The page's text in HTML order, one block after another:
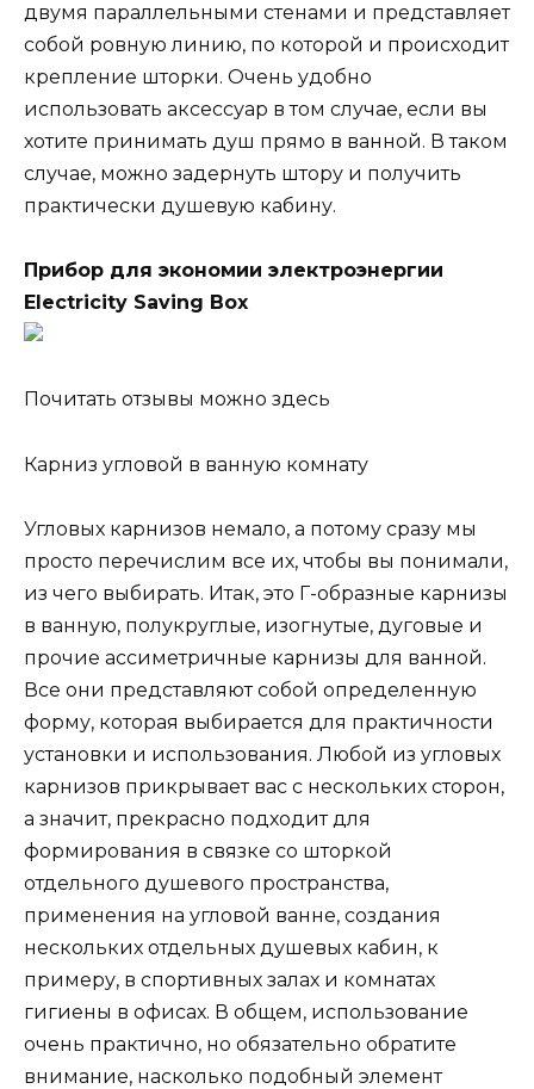
двумя параллельными стенами и представляет
собой ровную линию, по которой и происходит
крепление шторки. Очень удобно
использовать аксессуар в том случае, если вы
хотите принимать душ прямо в ванной. В таком
случае, можно задернуть штору и получить
практически душевую кабину.
Прибор для экономии электроэнергии
Electricity Saving Box
Почитать отзывы можно здесь
Карниз угловой в ванную комнату
Угловых карнизов немало, а потому сразу мы
просто перечислим все их, чтобы вы понимали,
из чего выбирать. Итак, это Г-образные карнизы
в ванную, полукруглые, изогнутые, дуговые и
прочие ассиметричные карнизы для ванной.
Все они представляют собой определенную
форму, которая выбирается для практичности
установки и использования. Любой из угловых
карнизов прикрывает вас с нескольких сторон,
а значит, прекрасно подходит для
формирования в связке со шторкой
отдельного душевого пространства,
применения на угловой ванне, создания
нескольких отдельных душевых кабин, к
примеру, в спортивных залах и комнатах
гигиены в офисах. В общем, использование
очень практично, но обязательно обратите
внимание, насколько подобный элемент